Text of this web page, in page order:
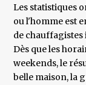
Les statistiques
ou l'homme est
de
Dès que les
weekends, le
belle maison, la